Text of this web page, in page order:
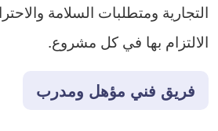
التجارية ومتطلبات السلامة
الالتزام بها في كل مشروع.
فريق فني مؤهل ومدرب